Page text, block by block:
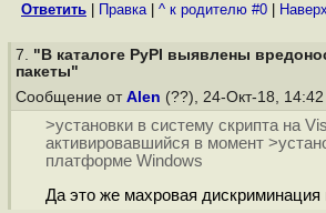
Ответить Правка| ^ к родителю #0 Наверх
7. "В каталоге PyPI выявлены
пакеты"
Сообщение от Alen (??), 24-Окт-18, 14:42
>установки в систему скрипта на
активировавшийся в момент
платформе Windows
Да это же махровая дискриминация